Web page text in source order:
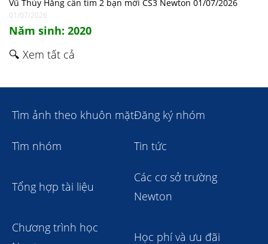
Vũ Thúy Hằng cần tìm 2 bạn mới CS3 Newton 01/07/2026
01/07/2026
Năm sinh: 2020
🔍 Xem tất cả
Tìm ảnh theo khuôn mặtĐăng ký nhóm
Tìm nhóm Tin tức
Tổng hợp tài liệu
Các cơ sở trường
Newton
Chương trình học
Học phí và ưu đãi